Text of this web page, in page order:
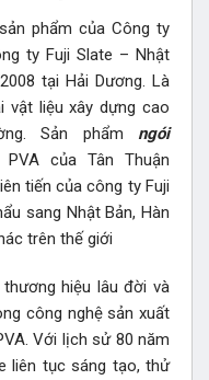
phẩm của Công ty
ty Fuji Slate – Nhật
tại Hải Dương. Là
vật liệu xây dựng cao
Sản phẩm ngói
của Tân Thuận
tiến của công ty Fuji
sang Nhật Bản, Hàn
trên thế giới
hiệu lâu đời và
công nghệ sản xuất
Với lịch sử 80 năm
liên tục sáng tạo, thử